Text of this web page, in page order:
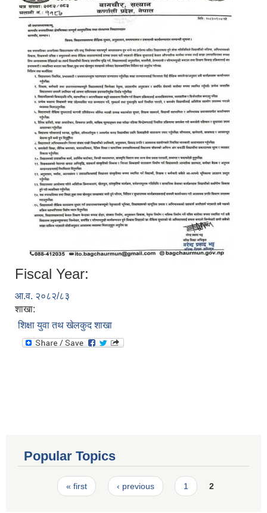
Fiscal Year:
आ.व. २०८२/८३
शाखा:
शिक्षा युवा तथ खेलकुद शाखा
Popular Topics
Pages« first ‹ previous 1 2